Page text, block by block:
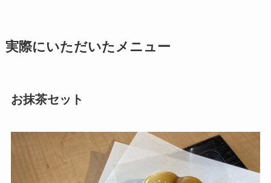
実際にいただいたメニュー
お抹茶セット